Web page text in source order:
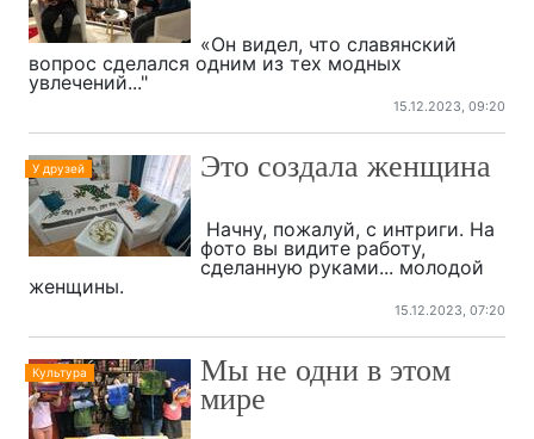
«Он видел, что славянский
вопрос сделался одним из тех модных
увлечений..."
15.12.2023, 09:20
У друзей Это создала женщина
Начну, пожалуй, с интриги. На
фото вы видите работу,
сделанную руками... молодой
женщины.
15.12.2023, 07:20
Культура
Мы не одни в этом
мире